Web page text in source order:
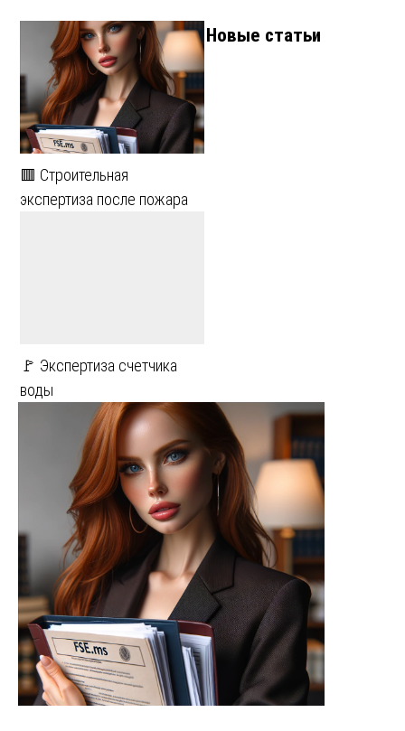
🟥 Строительная
экспертиза после пожара
🚩 Экспертиза счетчика
воды
Новые статьи